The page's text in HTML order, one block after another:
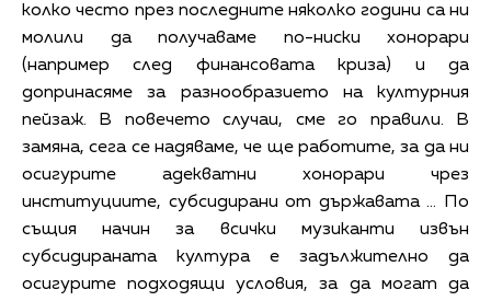
колко често през последните няколко години са ни
молили да получаваме по-ниски хонорари
(например след финансовата криза) и да
допринасяме за разнообразието на културния
пейзаж. В повечето случаи, сме го правили. В
замяна, сега се надяваме, че ще работите, за да ни
осигурите адекватни хонорари чрез
институциите, субсидирани от държавата ... По
същия начин за всички музиканти извън
субсидираната култура е задължително да
осигурите подходящи условия, за да могат да